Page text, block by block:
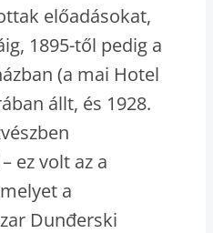
előadásokat,
1895-től pedig a
(a mai Hotel
állt, és 1928.
ez volt az a
a
Dunđerski